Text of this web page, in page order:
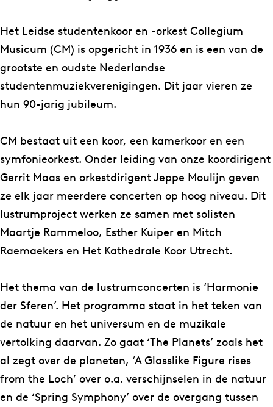
o
l
l
e
g
u
m
M
u
s
i
c
m
–
L
u
s
t
r
.
C
o
l
l
g
i
u
m
M
u
s
c
u
m
–
L
u
s
Het Leidse studentenkoor en -orkest Collegium
Musicum (CM) is opgericht in 1936 en is een van de
grootste en oudste Nederlandse
studentenmuziekverenigingen. Dit jaar vieren ze
hun 90-jarig jubileum.
CM bestaat uit een koor, een kamerkoor en een
symfonieorkest. Onder leiding van onze koordirigent
Gerrit Maas en orkestdirigent Jeppe Moulijn geven
ze elk jaar meerdere concerten op hoog niveau. Dit
lustrumproject werken ze samen met solisten
Maartje Rammeloo, Esther Kuiper en Mitch
Raemaekers en Het Kathedrale Koor Utrecht.
Het thema van de lustrumconcerten is ‘Harmonie
der Sferen’. Het programma staat in het teken van
de natuur en het universum en de muzikale
vertolking daarvan. Zo gaat ‘The Planets’ zoals het
al zegt over de planeten, ‘A Glasslike Figure rises
from the Loch’ over o.a. verschijnselen in de natuur
en de ‘Spring Symphony’ over de overgang tussen